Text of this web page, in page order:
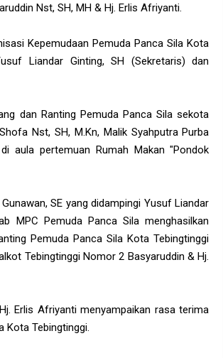
Nst, SH, MH & Hj. Erlis Afriyanti.
Kepemudaan Pemuda Panca Sila Kota
Liandar Ginting, SH (Sekretaris) dan
dan Ranting Pemuda Panca Sila sekota
Nst, SH, M.Kn, Malik Syahputra Purba
aula pertemuan Rumah Makan "Pondok
SE yang didampingi Yusuf Liandar
MPC Pemuda Panca Sila menghasilkan
Pemuda Panca Sila Kota Tebingtinggi
Tebingtinggi Nomor 2 Basyaruddin & Hj.
Erlis Afriyanti menyampaikan rasa terima
Kota Tebingtinggi.